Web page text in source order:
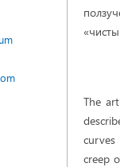
The
creep